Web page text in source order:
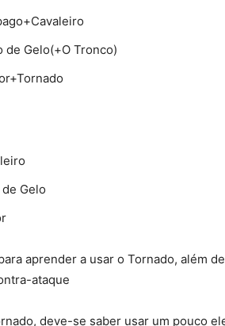
Gelo(+O Tronco)
Gelo
aprender a usar o Tornado, além
ataque
deve-se saber usar um pouco